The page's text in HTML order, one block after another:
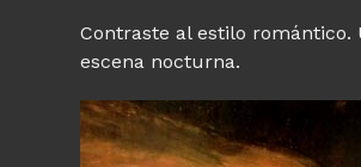
Contraste al estilo
escena nocturna.